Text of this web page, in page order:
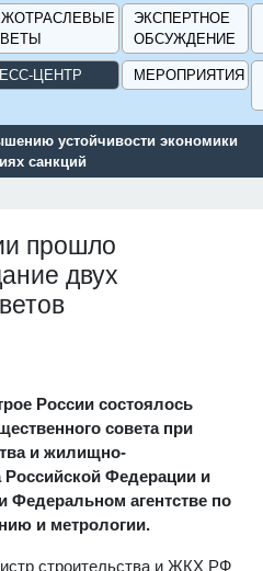
ЭКСПЕРТНОЕ
ОБСУЖДЕНИЕ
ЦЕНТР МЕРОПРИЯТИЯ
устойчивости экономики
санкций
прошло
двух
России состоялось
совета при
и жилищно-
Российской Федерации и
Федеральном агентстве по
и метрологии.
строительства и ЖКХ РФ